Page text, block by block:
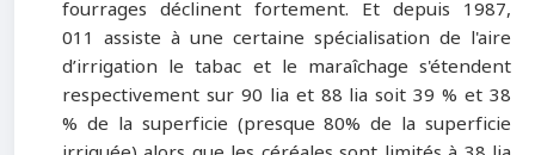
fourrages déclinent fortement. Et depuis 1987,
011 assiste à une certaine spécialisation de l'aire
d’irrigation le tabac et le maraîchage s'étendent
respectivement sur 90 lia et 88 lia soit 39 % et 38
% de la superficie (presque 80% de la superficie